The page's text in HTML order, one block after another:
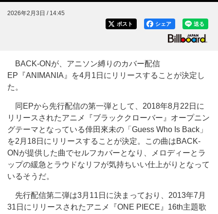
2026年2月3日 / 14:45
送る
シェア
ポスト
BACK-ONが、アニソン縛りのカバー配信
EP『ANIMANIA』を4月1日にリリースすることが決定し
た。
同EPから先行配信の第一弾として、2018年8月22日に
リリースされたアニメ『ブラッククローバー』オープニン
グテーマとなっている倖田來未の「Guess Who Is Back」
を2月18日にリリースすることが決定。この曲はBACK-
ONが提供した曲でセルフカバーとなり、メロディーとラ
ップの緩急とラウドなリフが気持ちいい仕上がりとなって
いるそうだ。
先行配信第二弾は3月11日に決まっており、2013年7月
31日にリリースされたアニメ『ONE PIECE』16th主題歌